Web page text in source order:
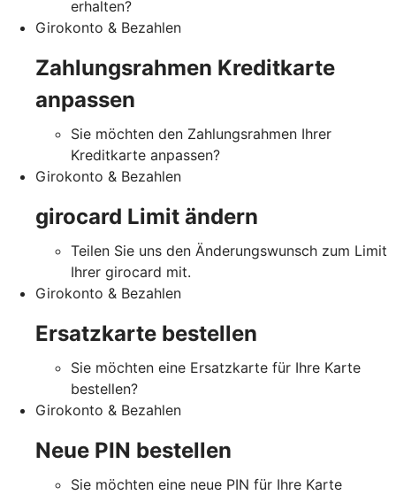
erhalten?
Girokonto & Bezahlen
Zahlungsrahmen Kreditkarte
anpassen
Sie möchten den Zahlungsrahmen Ihrer
Kreditkarte anpassen?
Girokonto & Bezahlen
girocard Limit ändern
Teilen Sie uns den Änderungswunsch zum Limit
Ihrer girocard mit.
Girokonto & Bezahlen
Ersatzkarte bestellen
Sie möchten eine Ersatzkarte für Ihre Karte
bestellen?
Girokonto & Bezahlen
Neue PIN bestellen
Sie möchten eine neue PIN für Ihre Karte